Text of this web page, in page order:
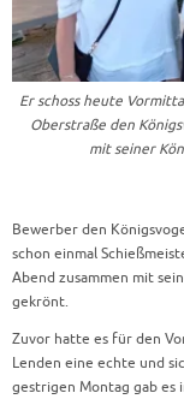
Er schoss heute
Oberstraße den
mit seiner
Bewerber den
schon einmal
Abend zusammen mit
gekrönt.
Zuvor hatte es für den
Lenden eine echte und
gestrigen Montag gab es